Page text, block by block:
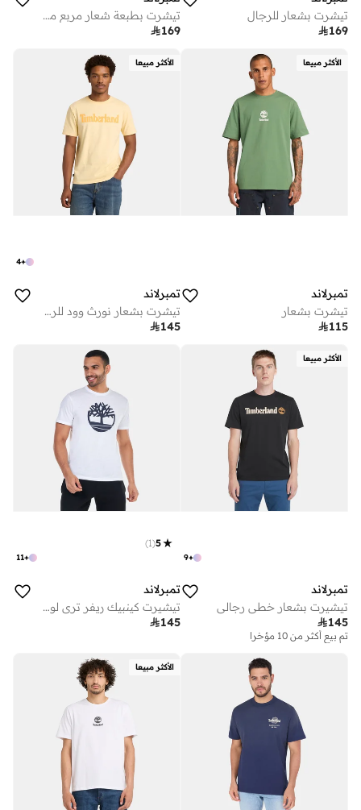
تيشرت بشعار للرجال
169
تيشرت بطبعة شعار مربع مكدس للرجال
169
الأكثر مبيعا
تمبرلاند
تيشرت بشعار
115
الأكثر مبيعا
+
4
تمبرلاند
تيشرت بشعار نورث وود للرجال
145
الأكثر مبيعا
+
9
تمبرلاند
تيشيرت بشعار خطي رجالي
145
تم بيع أكثر من 10 مؤخرا
+
11
5
(
1
)
تمبرلاند
تيشيرت كينبيك ريفر تري لوجو للرجال
145
الأكثر مبيعا